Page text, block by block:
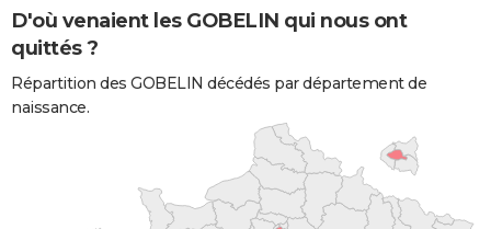
D'où venaient les GOBELIN qui nous ont
quittés ?
Répartition des GOBELIN décédés par département de
naissance.